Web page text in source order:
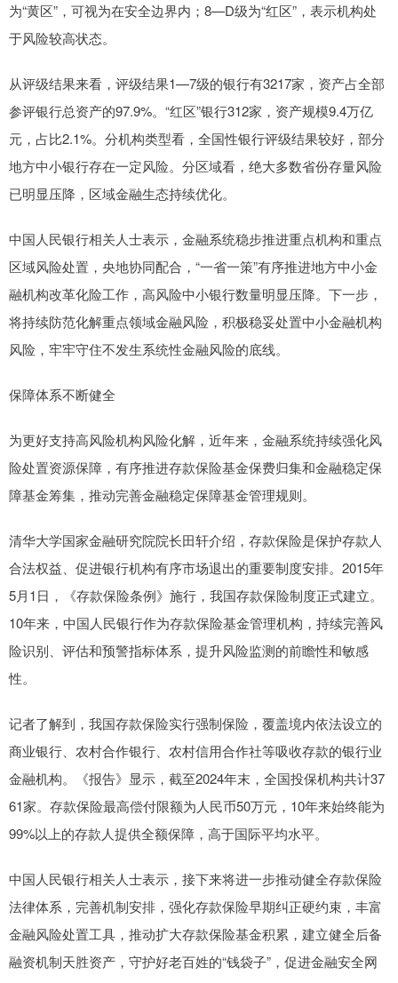
为“黄区”，可视为在安全边界内；8—D级为“红区”，表示机构处
于风险较高状态。
从评级结果来看，评级结果1—7级的银行有3217家，资产占全部
参评银行总资产的97.9%。“红区”银行312家，资产规模9.4万亿
元，占比2.1%。分机构类型看，全国性银行评级结果较好，部分
地方中小银行存在一定风险。分区域看，绝大多数省份存量风险
已明显压降，区域金融生态持续优化。
中国人民银行相关人士表示，金融系统稳步推进重点机构和重点
区域风险处置，央地协同配合，“一省一策”有序推进地方中小金
融机构改革化险工作，高风险中小银行数量明显压降。下一步，
将持续防范化解重点领域金融风险，积极稳妥处置中小金融机构
风险，牢牢守住不发生系统性金融风险的底线。
保障体系不断健全
为更好支持高风险机构风险化解，近年来，金融系统持续强化风
险处置资源保障，有序推进存款保险基金保费归集和金融稳定保
障基金筹集，推动完善金融稳定保障基金管理规则。
清华大学国家金融研究院院长田轩介绍，存款保险是保护存款人
合法权益、促进银行机构有序市场退出的重要制度安排。2015年
5月1日，《存款保险条例》施行，我国存款保险制度正式建立。
10年来，中国人民银行作为存款保险基金管理机构，持续完善风
险识别、评估和预警指标体系，提升风险监测的前瞻性和敏感
性。
记者了解到，我国存款保险实行强制保险，覆盖境内依法设立的
商业银行、农村合作银行、农村信用合作社等吸收存款的银行业
金融机构。《报告》显示，截至2024年末，全国投保机构共计37
61家。存款保险最高偿付限额为人民币50万元，10年来始终能为
99%以上的存款人提供全额保障，高于国际平均水平。
中国人民银行相关人士表示，接下来将进一步推动健全存款保险
法律体系，完善机制安排，强化存款保险早期纠正硬约束，丰富
金融风险处置工具，推动扩大存款保险基金积累，建立健全后备
融资机制天胜资产，守护好老百姓的“钱袋子”，促进金融安全网